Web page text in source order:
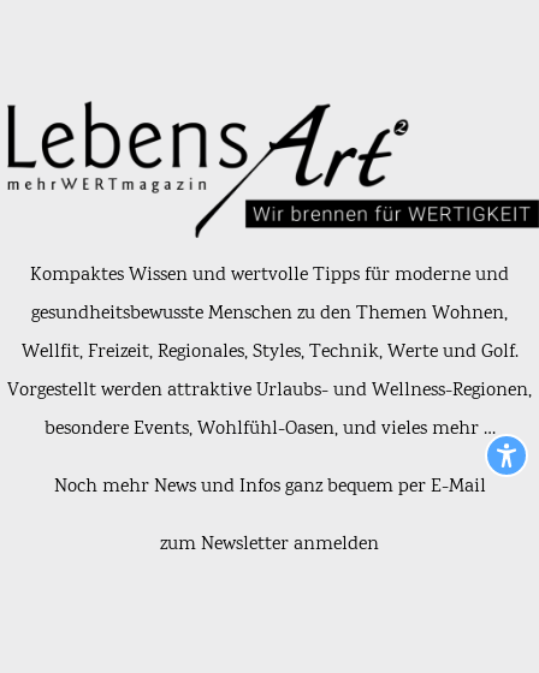
Kompaktes Wissen und wertvolle Tipps für moderne und
gesundheitsbewusste Menschen zu den Themen Wohnen,
Wellfit, Freizeit, Regionales, Styles, Technik, Werte und Golf.
Vorgestellt werden attraktive Urlaubs- und Wellness-Regionen,
besondere Events, Wohlfühl-Oasen, und vieles mehr …
Noch mehr News und Infos ganz bequem per E-Mail
zum Newsletter anmelden